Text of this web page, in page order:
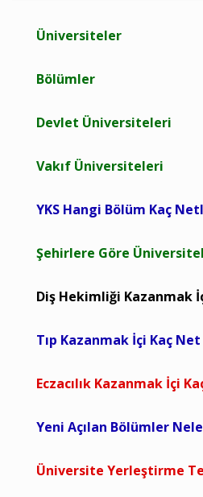
Üniversiteler
Bölümler
Devlet Üniversiteleri
Vakıf Üniversiteleri
YKS Hangi Bölüm Kaç
Şehirlere Göre
Diş Hekimliği Kazanmak
Tıp Kazanmak İçi Kaç
Eczacılık Kazanmak İçi
Yeni Açılan Bölümler
Üniversite Yerleştirme